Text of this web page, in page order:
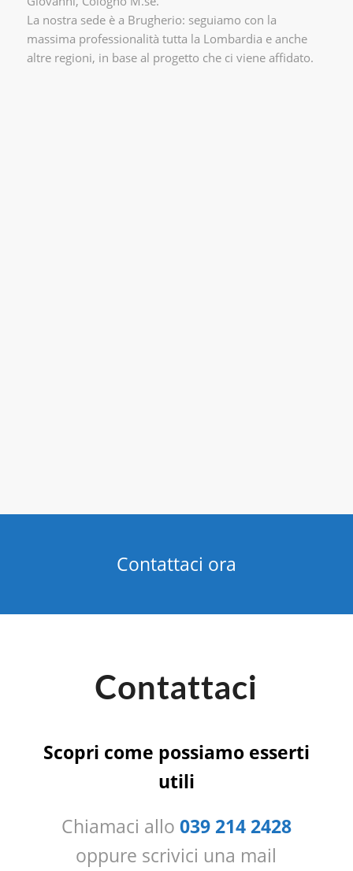
La nostra sede è a Brugherio: seguiamo con la
massima professionalità tutta la Lombardia e anche
altre regioni, in base al progetto che ci viene affidato.
Contattaci ora
Contattaci
Scopri come possiamo esserti
utili
Chiamaci allo 039 214 2428
oppure scrivici una mail